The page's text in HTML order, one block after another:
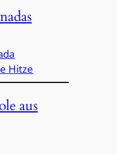
Hitze
aus